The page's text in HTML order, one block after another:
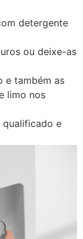
detergente
ou deixe-as
e também as
limo nos
qualificado e